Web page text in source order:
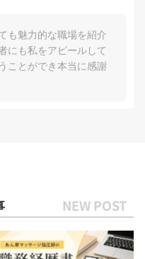
も魅力的な職場を紹介
にも私をアピールして
ことができ本当に感謝